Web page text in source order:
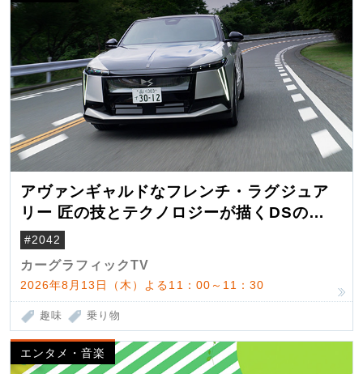
アヴァンギャルドなフレンチ・ラグジュア
リー 匠の技とテクノロジーが描くDSの世
界観
#2042
カーグラフィックTV
2026年8月13日（木）よる11：00～11：30
趣味 乗り物
エンタメ・音楽